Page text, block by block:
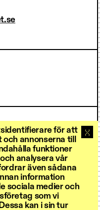
för att
annonserna till
funktioner
analysera vår
även sådana
information
sociala medier och
som vi
kan i sin tur